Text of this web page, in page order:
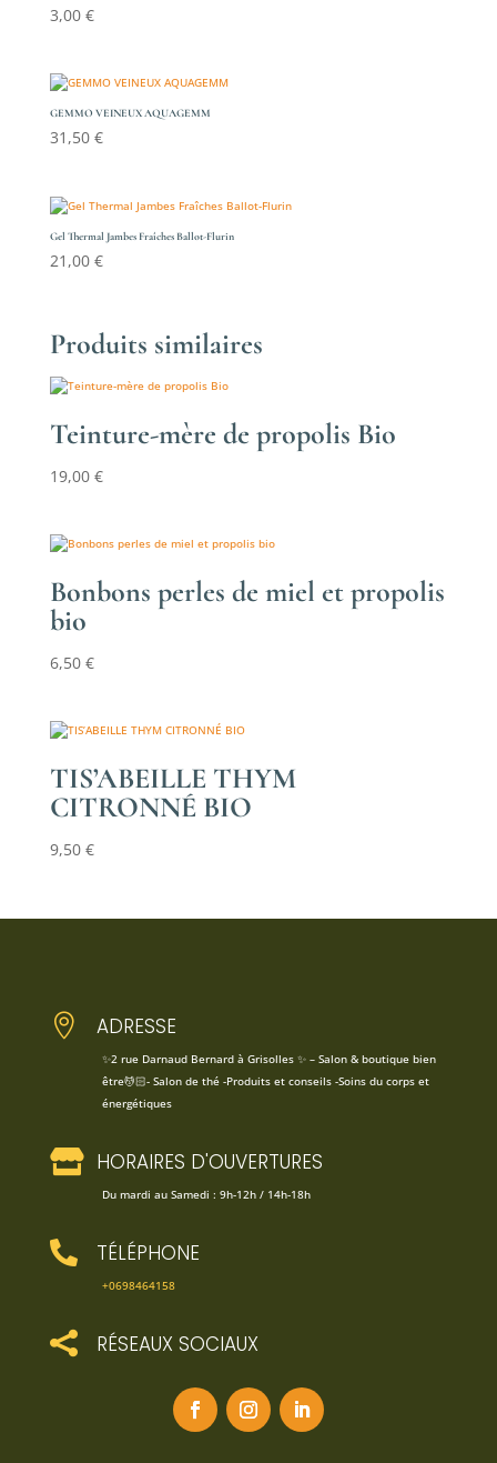
3,00 €
GEMMO VEINEUX AQUAGEMM
31,50 €
Gel Thermal Jambes Fraîches Ballot-Flurin
21,00 €
Produits similaires
Teinture-mère de propolis Bio
19,00 €
Bonbons perles de miel et propolis
bio
6,50 €
TIS’ABEILLE THYM
CITRONNÉ BIO
9,50 €
 ADRESSE
✨2 rue Darnaud Bernard à Grisolles ✨ – Salon & boutique bien
être💆🏻- Salon de thé -Produits et conseils -Soins du corps et
énergétiques
 HORAIRES D'OUVERTURES
Du mardi au Samedi : 9h-12h / 14h-18h
 TÉLÉPHONE
+0698464158
 RÉSEAUX SOCIAUX